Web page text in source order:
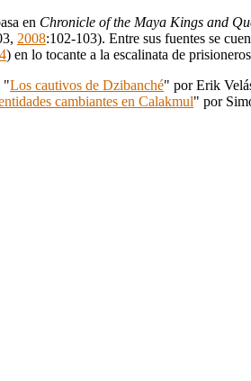
en Chronicle of the Maya Kings and
2008:102-103). Entre sus fuentes se
) en lo tocante a la escalinata de
"Los cautivos de Dzibanché" por Erik
cambiantes en Calakmul" por